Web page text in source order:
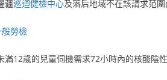
疆巡迴健檢中心及落后地域不在該請求范圍
勞檢
滿12歲的兒童伺機需求72小時內的核酸陰